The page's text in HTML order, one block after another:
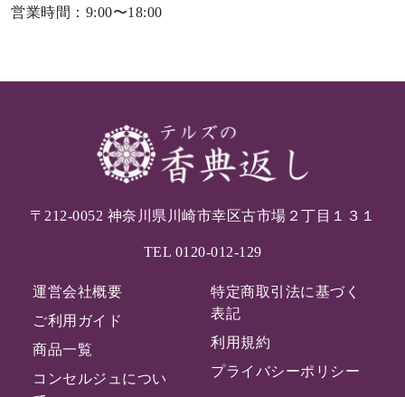
営業時間：9:00〜18:00
〒212-0052 神奈川県川崎市幸区古市場２丁目１３１
TEL 0120-012-129
運営会社概要
ご利用ガイド
商品一覧
コンセルジュについ
特定商取引法に基づく
表記
利用規約
プライバシーポリシー